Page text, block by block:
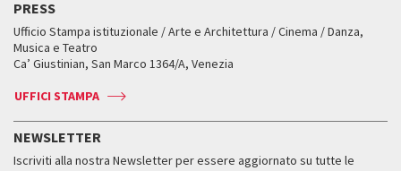
FAQ
Servizi al pubblico
Come raggiungerci
Press
Edizioni passate
Orari e sedi
Accrediti
Orari e sedi
Biglietti
Accrediti
Come raggiungerci
Contatti
Accrediti
Servizi al pubblico
Come raggiungerci
Press
Workshop di critica teatrale
Leone d’oro alla carriera
Leone d’argento
Edizioni passate
Orari e sedi
Biglietti
Mostre Virtuali
Fondi e Collezioni
Biennale College ASAC
ASAC DATI
Storia
PRESS
Ufficio Stampa istituzionale / Arte e Architettura / Cinema / Danza,
Musica e Teatro
Ca’ Giustinian, San Marco 1364/A, Venezia
UFFICI STAMPA
NEWSLETTER
Iscriviti alla nostra Newsletter per essere aggiornato su tutte le